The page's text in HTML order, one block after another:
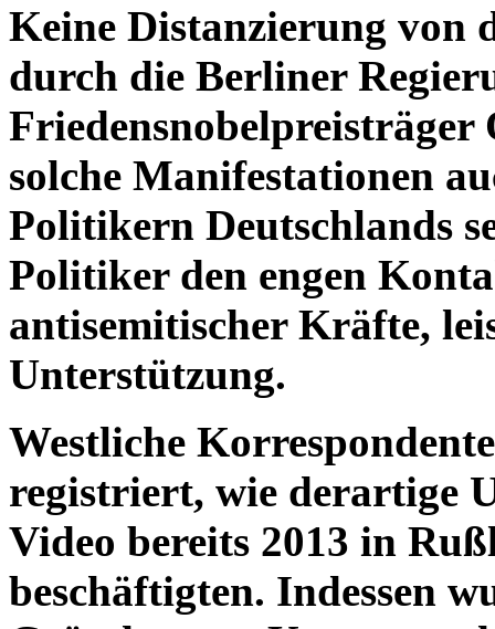
Keine Distanzierung von
durch die Berliner
solche Manifestationen
Politikern Deutschlands
Politiker den engen
antisemitischer Kräfte,
Unterstützung.
Westliche
registriert, wie derartige
Video bereits 2013 in
beschäftigten. Indessen